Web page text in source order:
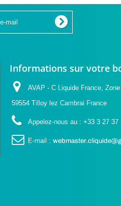
Informations sur votre
AVAP - C Liquide France,
59554 Tilloy lez Cambrai France
Appelez-nous au : +33 3 27 37
E-mail :